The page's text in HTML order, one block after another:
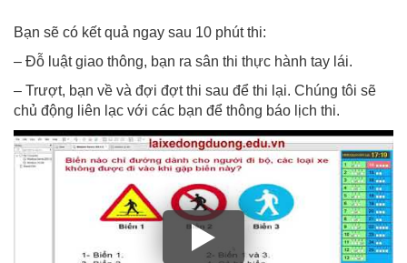
Bạn sẽ có kết quả ngay sau 10 phút thi:
– Đỗ luật giao thông, bạn ra sân thi thực hành tay lái.
– Trượt, bạn về và đợi đợt thi sau để thi lại. Chúng tôi sẽ
chủ động liên lạc với các bạn để thông báo lịch thi.